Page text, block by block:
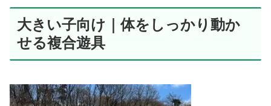
大きい子向け｜体をしっかり動か
せる複合遊具